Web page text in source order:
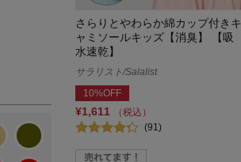
さらりとやわらか綿カップ付きキ
ャミソールキッズ【消臭】 【吸
水速乾】
サラリスト/Salalist
10%OFF
¥1,611
（税込）
(91)